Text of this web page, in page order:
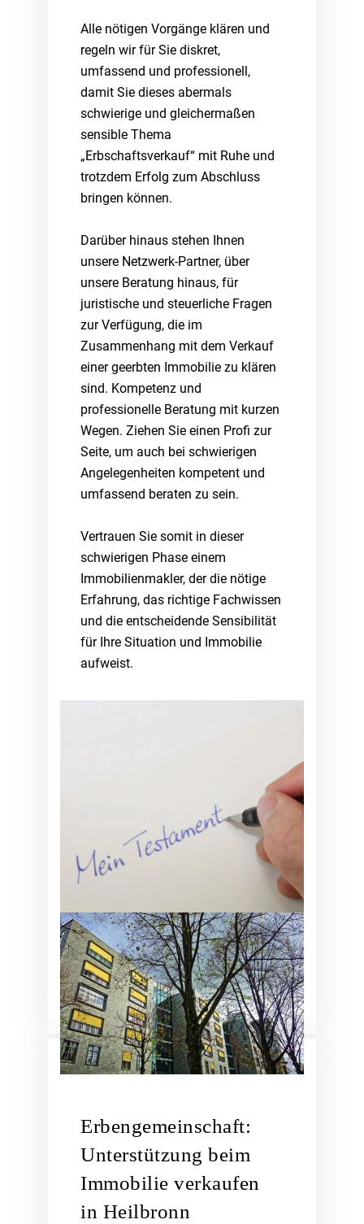
Alle nötigen Vorgänge klären und
regeln wir für Sie diskret,
umfassend und professionell,
damit Sie dieses abermals
schwierige und gleichermaßen
sensible Thema
„Erbschaftsverkauf“ mit Ruhe und
trotzdem Erfolg zum Abschluss
bringen können.
Darüber hinaus stehen Ihnen
unsere Netzwerk-Partner, über
unsere Beratung hinaus, für
juristische und steuerliche Fragen
zur Verfügung, die im
Zusammenhang mit dem Verkauf
einer geerbten Immobilie zu klären
sind. Kompetenz und
professionelle Beratung mit kurzen
Wegen. Ziehen Sie einen Profi zur
Seite, um auch bei schwierigen
Angelegenheiten kompetent und
umfassend beraten zu sein.
Vertrauen Sie somit in dieser
schwierigen Phase einem
Immobilienmakler, der die nötige
Erfahrung, das richtige Fachwissen
und die entscheidende Sensibilität
für Ihre Situation und Immobilie
aufweist.
Erbengemeinschaft:
Unterstützung beim
Immobilie verkaufen
in Heilbronn